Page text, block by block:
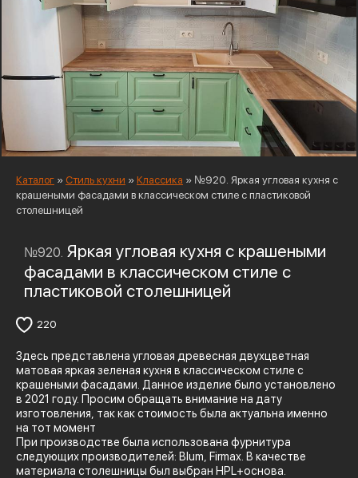
Каталог » Стиль кухни » Классика » №920. Яркая угловая кухня с
крашеными фасадами в классическом стиле с пластиковой
столешницей
№920. Яркая угловая кухня с крашеными
фасадами в классическом стиле с
пластиковой столешницей
220
Здесь представлена угловая древесная двухцветная
матовая яркая зеленая кухня в классическом стиле с
крашеными фасадами. Данное изделие было установлено
в 2021 году. Просим обращать внимание на дату
изготовления, так как стоимость была актуальна именно
на тот момент
При производстве была использована фурнитура
следующих производителей: Blum, Firmax. В качестве
материала столешницы был выбран HPL+основа.